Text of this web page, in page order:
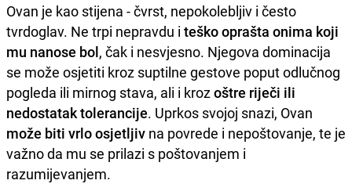
Ovan je kao stijena - čvrst, nepokolebljiv i često
tvrdoglav. Ne trpi nepravdu i teško oprašta onima koji
mu nanose bol, čak i nesvjesno. Njegova dominacija
se može osjetiti kroz suptilne gestove poput odlučnog
pogleda ili mirnog stava, ali i krozoštre riječi ili
nedostatak tolerancije. Uprkos svojoj snazi, Ovan
može biti vrlo osjetljiv na povrede i nepoštovanje, te je
važno da mu se prilazi s poštovanjem i
razumijevanjem.